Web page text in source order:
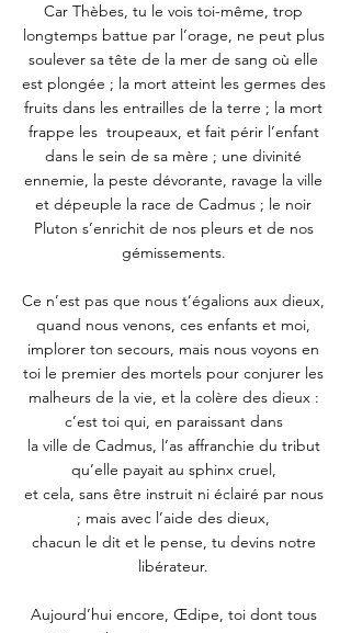
Car Thèbes, tu le vois toi-même, trop
longtemps battue par l’orage, ne peut plus
soulever sa tête de la mer de sang où elle
est plongée ; la mort atteint les germes des
fruits dans les entrailles de la terre ; la mort
frappe les  troupeaux, et fait périr l’enfant
dans le sein de sa mère ; une divinité
ennemie, la peste dévorante, ravage la ville
et dépeuple la race de Cadmus ; le noir
Pluton s’enrichit de nos pleurs et de nos
gémissements.
Ce n’est pas que nous t’égalions aux dieux,
quand nous venons, ces enfants et moi,
implorer ton secours, mais nous voyons en
toi le premier des mortels pour conjurer les
malheurs de la vie, et la colère des dieux :
c’est toi qui, en paraissant dans
la ville de Cadmus, l’as affranchie du tribut
qu’elle payait au sphinx cruel,
et cela, sans être instruit ni éclairé par nous
; mais avec l’aide des dieux,
chacun le dit et le pense, tu devins notre
libérateur.
Aujourd’hui encore, Œdipe, toi dont tous